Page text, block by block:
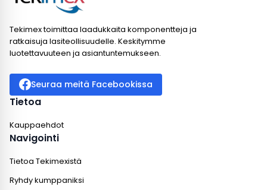
Tekimex toimittaa laadukkaita komponentteja ja
ratkaisuja lasiteollisuudelle. Keskitymme
luotettavuuteen ja asiantuntemukseen.
Seuraa meitä Facebookissa
Tietoa
Kauppaehdot
Navigointi
Tietoa Tekimexistä
Ryhdy kumppaniksi